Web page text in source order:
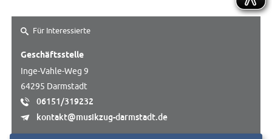
Für Interessierte
Geschäftsstelle
Inge-Vahle-Weg 9
64295 Darmstadt
06151/319232
kontakt@musikzug-darmstadt.de